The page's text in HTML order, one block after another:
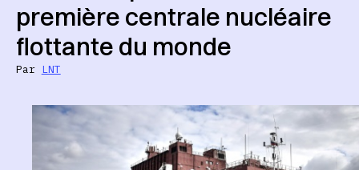
première centrale nucléaire
flottante du monde
Par LNT